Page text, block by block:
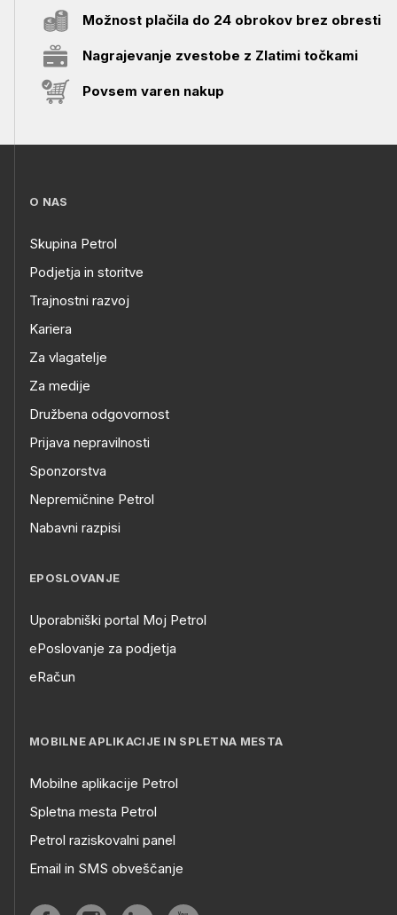
Možnost plačila do 24 obrokov brez obresti
Nagrajevanje zvestobe z Zlatimi točkami
Povsem varen nakup
O NAS
Skupina Petrol
Podjetja in storitve
Trajnostni razvoj
Kariera
Za vlagatelje
Za medije
Družbena odgovornost
Prijava nepravilnosti
Sponzorstva
Nepremičnine Petrol
Nabavni razpisi
EPOSLOVANJE
Uporabniški portal Moj Petrol
ePoslovanje za podjetja
eRačun
MOBILNE APLIKACIJE IN SPLETNA MESTA
Mobilne aplikacije Petrol
Spletna mesta Petrol
Petrol raziskovalni panel
Email in SMS obveščanje